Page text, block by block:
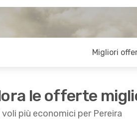
Migliori
le offerte
più economici per Pereira